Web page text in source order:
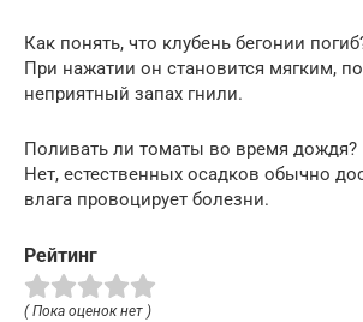
Как понять, что клубень бегонии
При нажатии он становится мягким,
неприятный запах гнили.
Поливать ли томаты во время дождя?
Нет, естественных осадков обычно
влага провоцирует болезни.
Рейтинг
( Пока оценок нет )